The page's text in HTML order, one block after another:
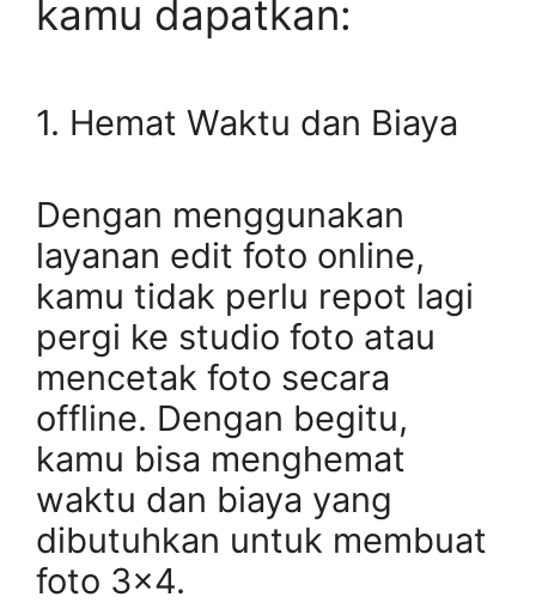
kamu dapatkan:
1. Hemat Waktu dan Biaya
Dengan menggunakan
layanan edit foto online,
kamu tidak perlu repot lagi
pergi ke studio foto atau
mencetak foto secara
offline. Dengan begitu,
kamu bisa menghemat
waktu dan biaya yang
dibutuhkan untuk membuat
foto 3×4.